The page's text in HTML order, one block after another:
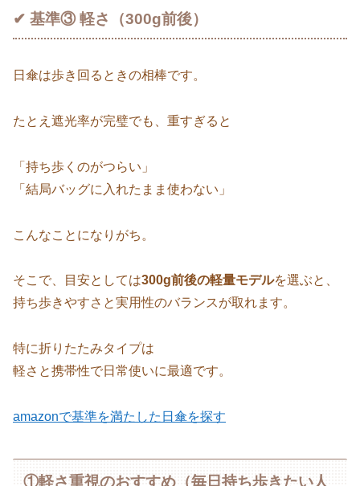
✔ 基準③ 軽さ（300g前後）
日傘は歩き回るときの相棒です。
たとえ遮光率が完璧でも、重すぎると
「持ち歩くのがつらい」
「結局バッグに入れたまま使わない」
こんなことになりがち。
そこで、目安としては300g前後の軽量モデルを選ぶと、
持ち歩きやすさと実用性のバランスが取れます。
特に折りたたみタイプは
軽さと携帯性で日常使いに最適です。
amazonで基準を満たした日傘を探す
①軽さ重視のおすすめ（毎日持ち歩きたい人